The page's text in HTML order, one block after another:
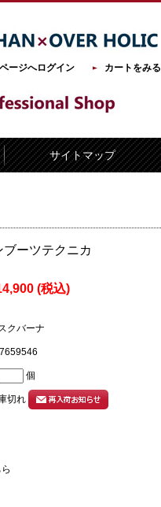
ージへログイン カートをみる
サイトマップ
ーツテクニカ
(税込)
クバーナ
個
切れ